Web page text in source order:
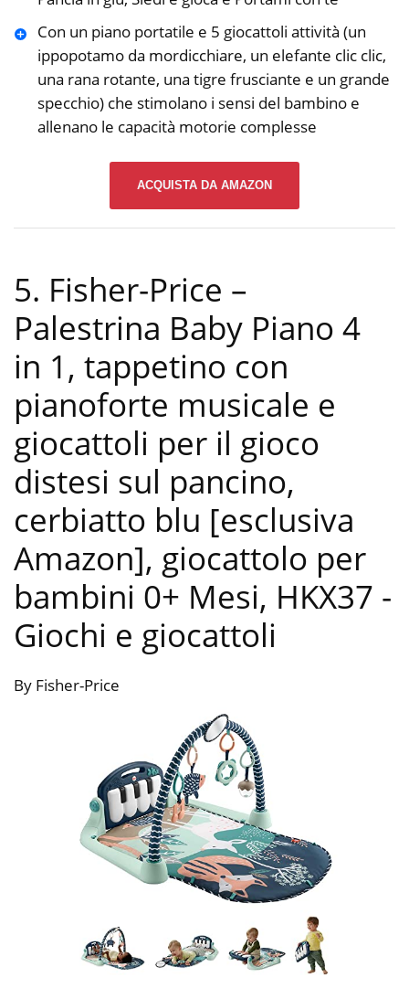
Con un piano portatile e 5 giocattoli attività (un
ippopotamo da mordicchiare, un elefante clic clic,
una rana rotante, una tigre frusciante e un grande
specchio) che stimolano i sensi del bambino e
allenano le capacità motorie complesse
ACQUISTA DA AMAZON
5. Fisher-Price –
Palestrina Baby Piano 4
in 1, tappetino con
pianoforte musicale e
giocattoli per il gioco
distesi sul pancino,
cerbiatto blu [esclusiva
Amazon], giocattolo per
bambini 0+ Mesi, HKX37 -
Giochi e giocattoli
By Fisher-Price